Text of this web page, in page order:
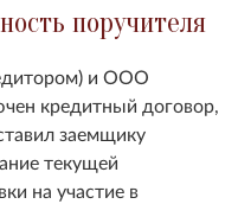
поручителя
и ООО
кредитный договор,
заемщику
текущей
на участие в